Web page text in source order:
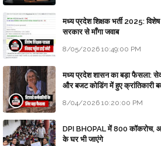
मध्य प्रदेश शिक्षक भर्ती 2025: विशेष
सरकार से माँगा जवाब
8/05/2026 10:49:00 PM
मध्य प्रदेश शासन का बड़ा फैसला:
और बजट कोडिंग में हुए क्रांतिकारी
8/04/2026 10:20:00 PM
DPI BHOPAL में 800 कॉकरोच,
के घर भी जाएंगे